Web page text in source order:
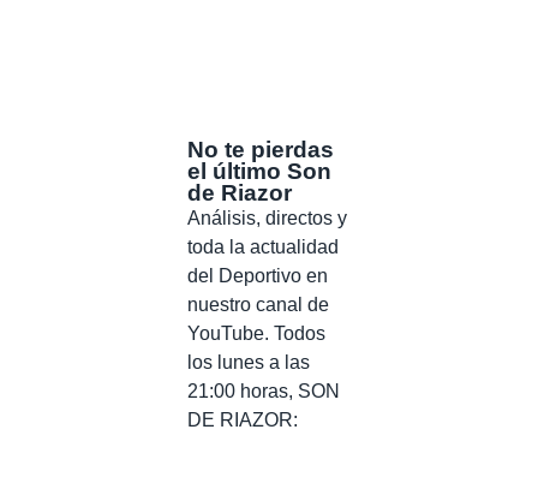
No te pierdas
el último Son
de Riazor
Análisis, directos y
toda la actualidad
del Deportivo en
nuestro canal de
YouTube. Todos
los lunes a las
21:00 horas, SON
DE RIAZOR: